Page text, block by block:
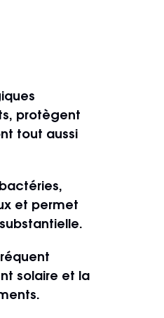
protègent
tout aussi
et permet
solaire et la